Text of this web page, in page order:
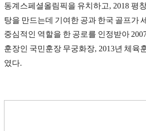
동계스페셜올림픽을 유치하고, 2018 평
탕을 만드는데 기여한 공과 한국 골프가
중심적인 역할을 한 공로를 인정받아
훈장인 국민훈장 무궁화장, 2013년 체육
였다.